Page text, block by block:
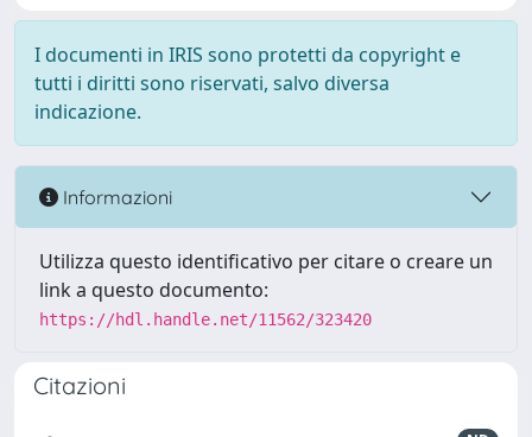
I documenti in IRIS sono protetti da copyright e
tutti i diritti sono riservati, salvo diversa
indicazione.
Informazioni
Utilizza questo identificativo per citare o creare un
link a questo documento:
https://hdl.handle.net/11562/323420
Citazioni